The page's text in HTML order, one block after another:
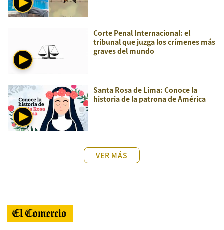
Corte Penal Internacional: el
tribunal que juzga los crímenes más
graves del mundo
Santa Rosa de Lima: Conoce la
historia de la patrona de América
VER MÁS